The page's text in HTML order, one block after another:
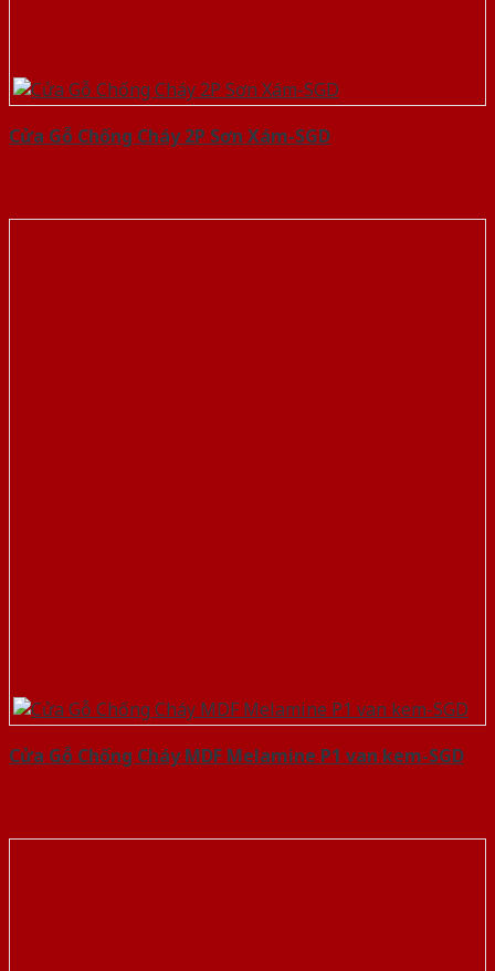
Cửa Gỗ Chống Cháy 2P Sơn Xám-SGD
Cửa Gỗ Chống Cháy MDF Melamine P1 van kem-SGD